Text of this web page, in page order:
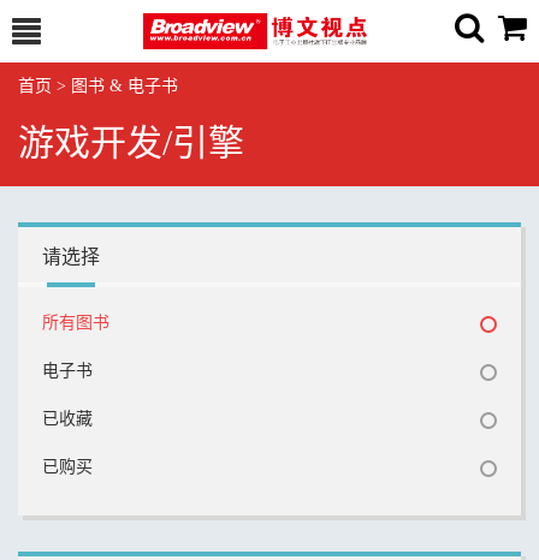
首页 > 图书 & 电子书
游戏开发/引擎
请选择
所有图书
电子书
已收藏
已购买